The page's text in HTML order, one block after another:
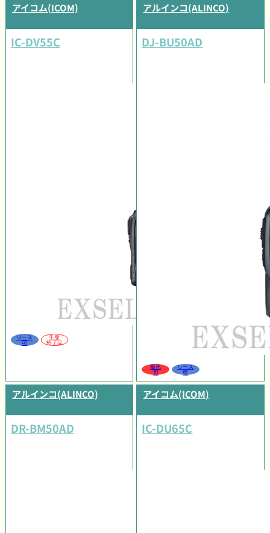
アイコム(ICOM)
IC-DV55C
リース
可
生産
終了品
アルインコ(ALINCO)
DJ-BU50AD
販売
可
リース
可
アルインコ(ALINCO)
DR-BM50AD
アイコム(ICOM)
IC-DU65C